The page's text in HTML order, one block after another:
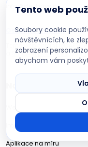
info@devboys.cz
Ostatní kontakty
Tento web chrání
Smluvní podmínky
Webové stránky
Internetové obchody
Aplikace na míru
Tento web
Soubory cookie
návštěvnících, ke
zobrazení
abychom vám
DevBoys AI asistent